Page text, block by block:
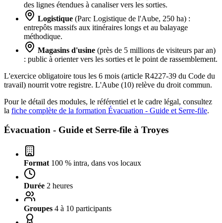
des lignes étendues à canaliser vers les sorties.
Logistique (Parc Logistique de l'Aube, 250 ha) :
entrepôts massifs aux itinéraires longs et au balayage
méthodique.
Magasins d'usine (près de 5 millions de visiteurs par an)
: public à orienter vers les sorties et le point de rassemblement.
L'exercice obligatoire tous les 6 mois (article R4227-39 du Code du
travail) nourrit votre registre. L'Aube (10) relève du droit commun.
Pour le détail des modules, le référentiel et le cadre légal, consultez
la fiche complète de la formation Évacuation - Guide et Serre-file.
Évacuation - Guide et Serre-file à Troyes
Format 100 % intra, dans vos locaux
Durée 2 heures
Groupes 4 à 10 participants